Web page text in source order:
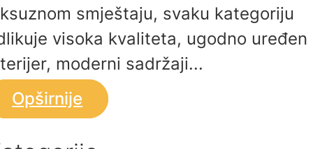
smještaju, svaku kategoriju
visoka kvaliteta, ugodno uređen
moderni sadržaji...
Opširnije